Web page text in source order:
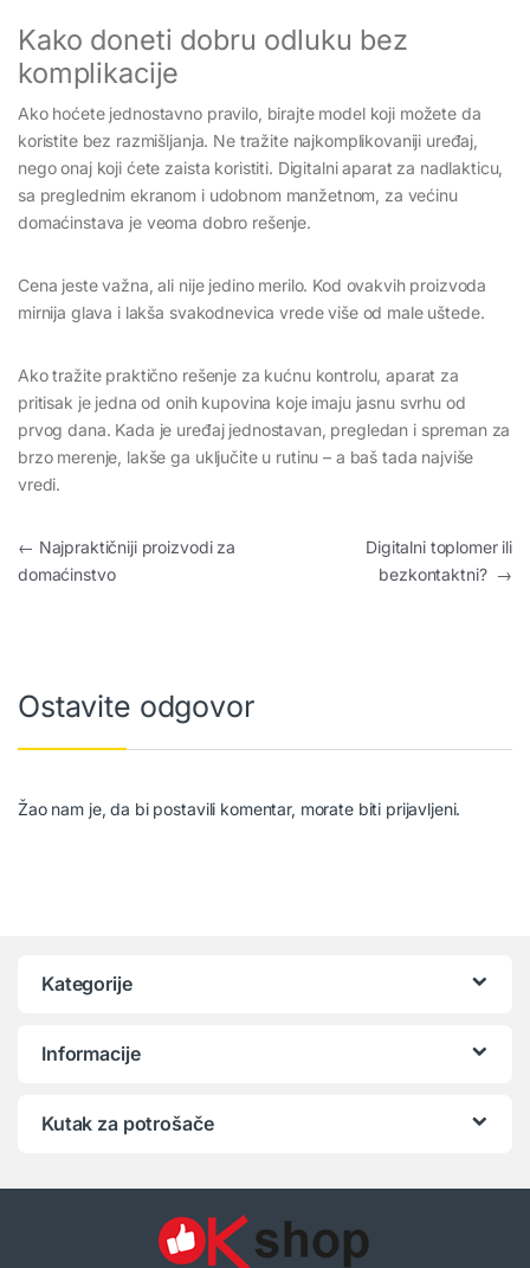
Kako doneti dobru odluku bez
komplikacije
Ako hoćete jednostavno pravilo, birajte model koji možete da
koristite bez razmišljanja. Ne tražite najkomplikovaniji uređaj,
nego onaj koji ćete zaista koristiti. Digitalni aparat za nadlakticu,
sa preglednim ekranom i udobnom manžetnom, za većinu
domaćinstava je veoma dobro rešenje.
Cena jeste važna, ali nije jedino merilo. Kod ovakvih proizvoda
mirnija glava i lakša svakodnevica vrede više od male uštede.
Ako tražite praktično rešenje za kućnu kontrolu, aparat za
pritisak je jedna od onih kupovina koje imaju jasnu svrhu od
prvog dana. Kada je uređaj jednostavan, pregledan i spreman za
brzo merenje, lakše ga uključite u rutinu – a baš tada najviše
vredi.
Kretanje članka
← Najpraktičniji proizvodi za
domaćinstvo
Digitalni toplomer ili
bezkontaktni? →
Ostavite odgovor
Žao nam je, da bi postavili komentar, morate biti prijavljeni.
Kategorije
Informacije
Kutak za potrošače